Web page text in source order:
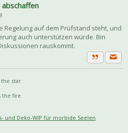
Regelung auf dem Prüfstand steht, und
auch unterstützen würde. Bin
rauskommt.
Zitat
star
the fire
und Deko-WIP für morbide Seelen